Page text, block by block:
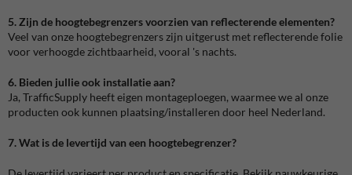
5. Zijn de hoogtebegrenzers voorzien van reflecterende elementen?
Veel van onze hoogtebegrenzers zijn uitgerust met reflecterende folie
voor verhoogde zichtbaarheid, vooral 's nachts.
6. Bieden jullie ook installatie aan?
Ja, TrafficSupply heeft eigen montageploegen, waarmee we al onze
producten ook kunnen plaatsing/installeren door heel Nederland.
7. Wat is de levertijd van een hoogtebegrenzer?